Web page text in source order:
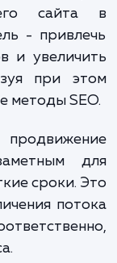
сайта".
- это
и
при